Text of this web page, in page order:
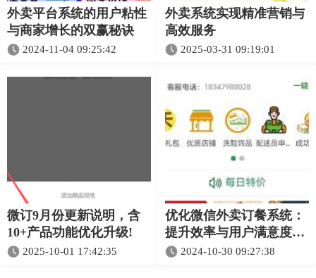
外卖平台系统的用户粘性
与商家增长的双赢秘诀
2024-11-04 09:25:42
外卖系统实现精准营销与
高效服务
2025-03-31 09:19:01
微订9月份更新说明，含
10+产品功能优化升级!
2025-10-01 17:42:35
优化微信外卖订餐系统：
提升效率与用户满意度的
技巧2024-10-30 09:27:38